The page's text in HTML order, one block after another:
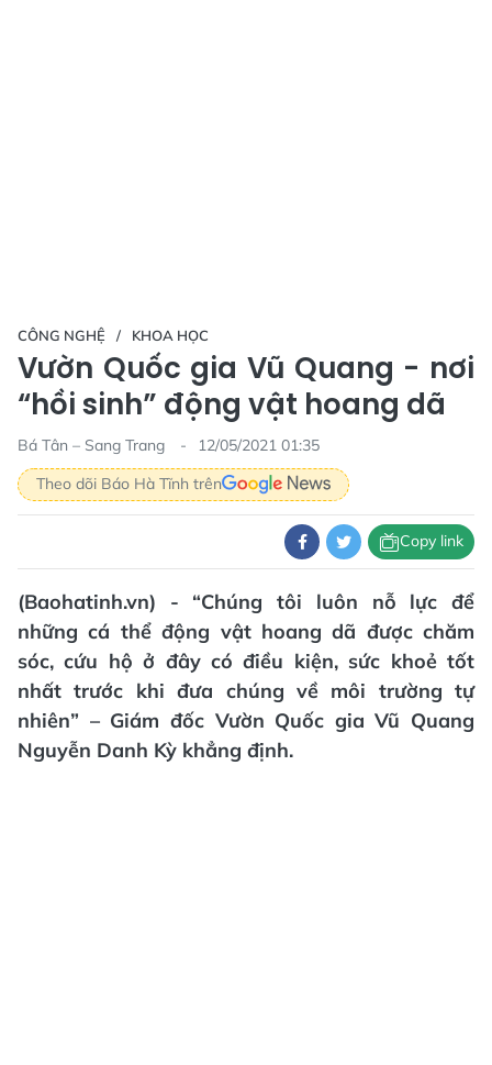
CÔNG NGHỆ KHOA HỌC
Vườn Quốc gia Vũ Quang - nơi
“hồi sinh” động vật hoang dã
Bá Tân – Sang Trang
12/05/2021 01:35
Theo dõi Báo Hà Tĩnh trên
Copy link
(Baohatinh.vn) - “Chúng tôi luôn nỗ lực để
những cá thể động vật hoang dã được chăm
sóc, cứu hộ ở đây có điều kiện, sức khoẻ tốt
nhất trước khi đưa chúng về môi trường tự
nhiên” – Giám đốc Vườn Quốc gia Vũ Quang
Nguyễn Danh Kỳ khẳng định.